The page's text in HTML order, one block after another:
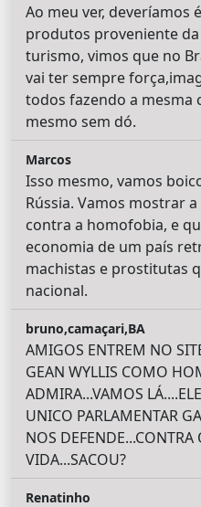
Ao meu ver, deveríamos
produtos proveniente
turismo, vimos que no
vai ter sempre
todos fazendo a mesma
mesmo sem dó.
Marcos
Isso mesmo, vamos
Rússia. Vamos mostrar
contra a homofobia, e
economia de um país
machistas e prostitutas
nacional.
bruno,camaçari,BA
AMIGOS ENTREM NO
GEAN WYLLIS COMO
ADMIRA...VAMOS
UNICO PARLAMENTAR
NOS
VIDA...SACOU?
Renatinho